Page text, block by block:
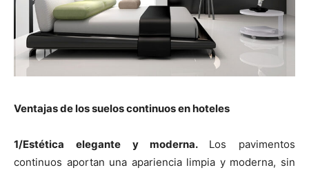
Ventajas de los suelos continuos en hoteles
1/Estética elegante y moderna. Los pavimentos
continuos aportan una apariencia limpia y moderna, sin